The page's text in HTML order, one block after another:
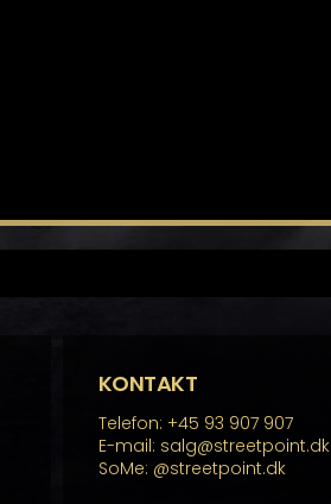
KONTAKT
Telefon: +45 93 907 907
E-mail: salg@streetpoint.dk
SoMe: @streetpoint.dk